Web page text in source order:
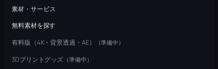
素材・サービス
無料素材を探す
有料版（4K・背景透過・AE）
（準備中）
3Dプリントグッズ （準備中）